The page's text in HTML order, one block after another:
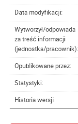
Data modyfikacji:
Wytworzył/odpowiada
za treść informacji
(jednostka/pracownik):
Opublikowane przez:
Statystyki:
Historia wersji